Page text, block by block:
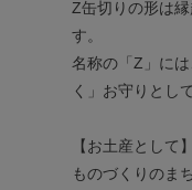
Z缶切りの形は
す。
名称の「Z」に
く」お守りとし
【お土産として】
ものづくりのま